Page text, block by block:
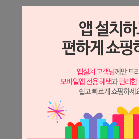
상세정보 새창 열기
상세 정보를 확대해
※ 필독해주세요 ※
는 시세 변동에 따라 가격이
문의 후 주문 바랍니